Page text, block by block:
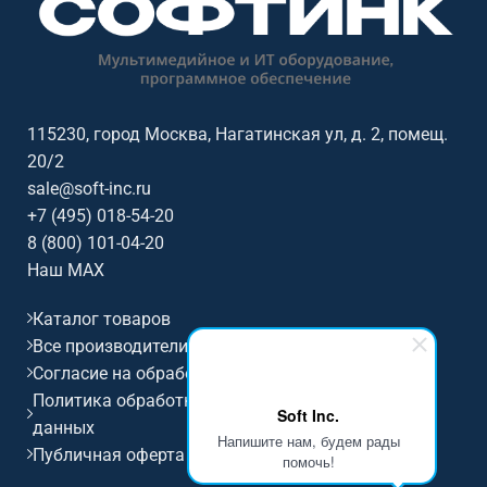
Soft Inc.
Напишите нам, будем рады
помочь!
115230, город Москва, Нагатинская ул, д. 2, помещ.
20/2
sale@soft-inc.ru
+7 (495) 018-54-20
8 (800) 101-04-20
Наш MAX
Каталог товаров
Все производители
Согласие на обработку персональных данных
Политика обработки и защиты персональных
данных
Публичная оферта